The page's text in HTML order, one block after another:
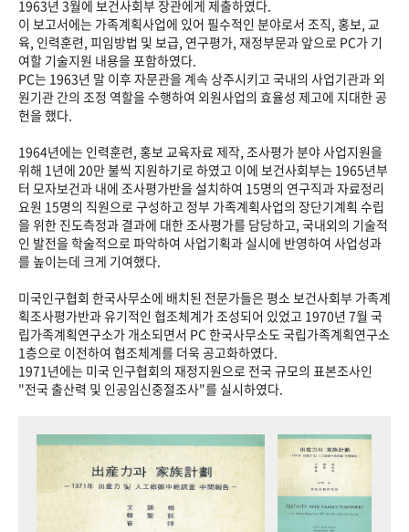
1963년 3월에 보건사회부 장관에게 제출하였다.
이 보고서에는 가족계획사업에 있어 필수적인 분야로서 조직, 홍보, 교
육, 인력훈련, 피임방법 및 보급, 연구평가, 재정부문과 앞으로 PC가 기
여할 기술지원 내용을 포함하였다.
PC는 1963년 말 이후 자문관을 계속 상주시키고 국내의 사업기관과 외
원기관 간의 조정 역할을 수행하여 외원사업의 효율성 제고에 지대한 공
헌을 했다.
1964년에는 인력훈련, 홍보 교육자료 제작, 조사평가 분야 사업지원을
위해 1년에 20만 불씩 지원하기로 하였고 이에 보건사회부는 1965년부
터 모자보건과 내에 조사평가반을 설치하여 15명의 연구직과 자료정리
요원 15명의 직원으로 구성하고 정부 가족계획사업의 장단기계획 수립
을 위한 진도측정과 결과에 대한 조사평가를 담당하고, 국내외의 기술적
인 발전을 학술적으로 파악하여 사업기획과 실시에 반영하여 사업성과
를 높이는데 크게 기여했다.
미국인구협회 한국사무소에 배치된 전문가들은 평소 보건사회부 가족계
획조사평가반과 유기적인 협조체계가 조성되어 있었고 1970년 7월 국
립가족계획연구소가 개소되면서 PC 한국사무소도 국립가족계획연구소
1층으로 이전하여 협조체계를 더욱 공고화하였다.
1971년에는 미국 인구협회의 재정지원으로 전국 규모의 표본조사인
"전국 출산력 및 인공임신중절조사"를 실시하였다.